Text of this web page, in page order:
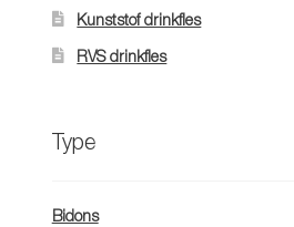
Kunststof drinkfles
RVS drinkfles
Type
Bidons